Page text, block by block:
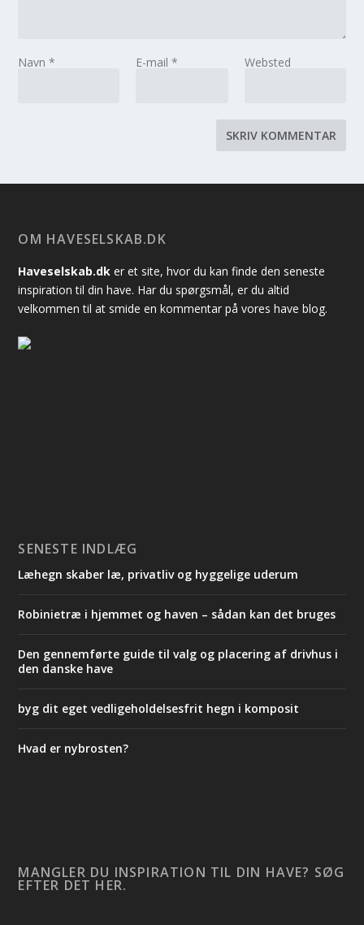
Navn* E-mail * Websted
OM HAVESELSKAB.DK
Haveselskab.dk er et site, hvor du kan finde den seneste
inspiration til din have. Har du spørgsmål, er du altid
velkommen til at smide en kommentar på vores have blog.
SENESTE INDLÆG
Læhegn skaber læ, privatliv og hyggelige uderum
Robinietræ i hjemmet og haven – sådan kan det bruges
Den gennemførte guide til valg og placering af drivhus i
den danske have
byg dit eget vedligeholdelsesfrit hegn i komposit
Hvad er nybrosten?
MANGLER DU INSPIRATION TIL DIN HAVE? SØG
EFTER DET HER.